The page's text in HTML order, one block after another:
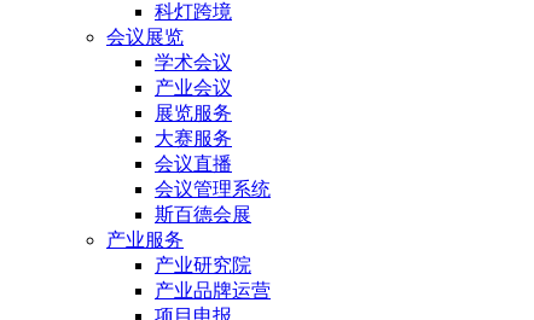
科灯跨境
会议展览
学术会议
产业会议
展览服务
大赛服务
会议直播
会议管理系统
斯百德会展
产业服务
产业研究院
产业品牌运营
项目申报